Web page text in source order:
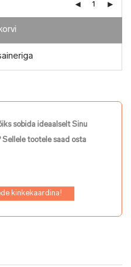
sobida ideaalselt Sinu
Sellele tootele saad osta
kinkekaardina!